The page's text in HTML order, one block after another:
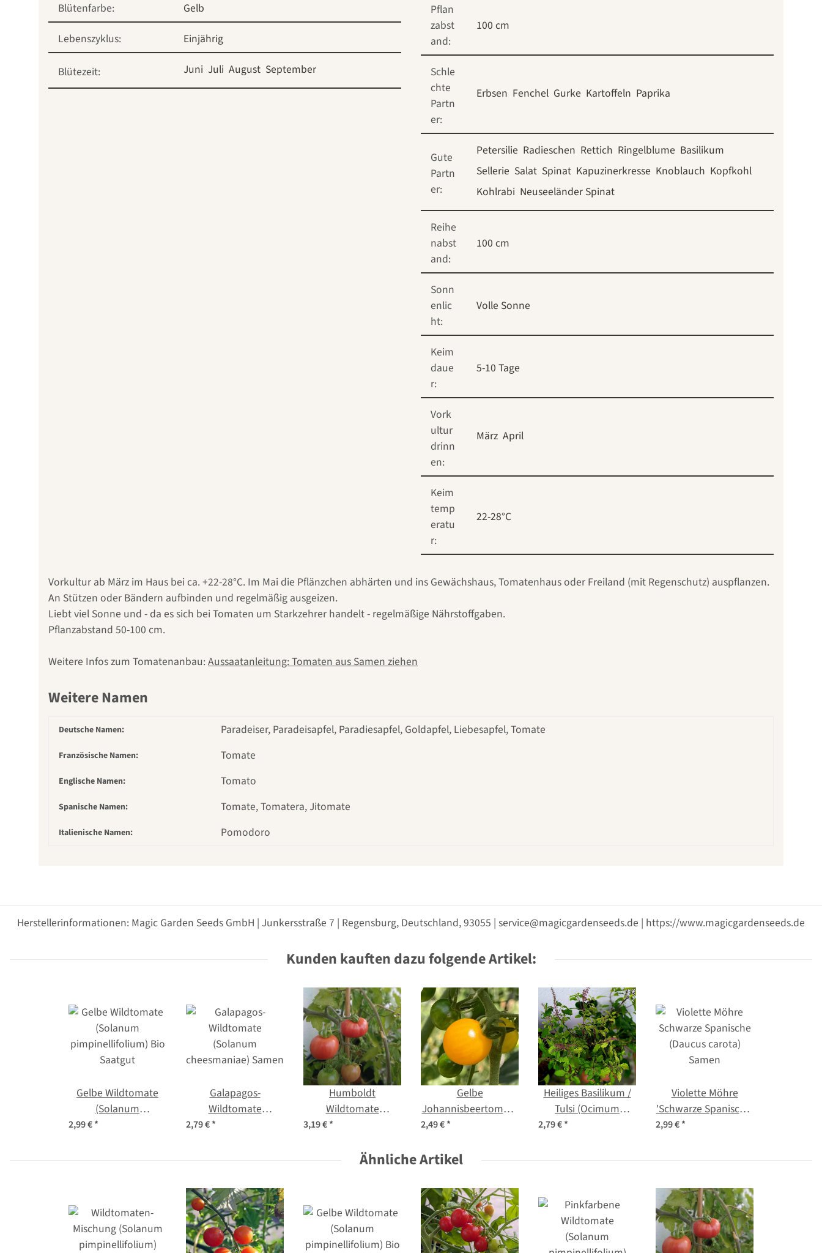
Blütenfarbe:
Gelb
Lebenszyklus:
Einjährig
Blütezeit: Juni Juli August September
Pflan
zabst
and:
100 cm
Schle
chte
Partn
er:
Erbsen Fenchel Gurke Kartoffeln Paprika
Gute
Partn
er:
Petersilie Radieschen Rettich Ringelblume Basilikum
Sellerie Salat Spinat Kapuzinerkresse Knoblauch Kopfkohl
Kohlrabi Neuseeländer Spinat
Reihe
nabst
and:
100 cm
Sonn
enlic
ht:
Volle Sonne
Keim
daue
r:
5-10 Tage
Vork
ultur
drinn
en:
März April
Keim
temp
eratu
r:
22-28°C
Vorkultur ab März im Haus bei ca. +22-28°C. Im Mai die Pflänzchen abhärten und ins Gewächshaus, Tomatenhaus oder Freiland (mit Regenschutz) auspflanzen.
An Stützen oder Bändern aufbinden und regelmäßig ausgeizen.
Liebt viel Sonne und - da es sich bei Tomaten um Starkzehrer handelt - regelmäßige Nährstoffgaben.
Pflanzabstand 50-100 cm.
Weitere Infos zum Tomatenanbau: Aussaatanleitung: Tomaten aus Samen ziehen
Weitere Namen
Deutsche Namen: Paradeiser, Paradeisapfel, Paradiesapfel, Goldapfel, Liebesapfel, Tomate
Französische Namen: Tomate
Englische Namen: Tomato
Spanische Namen: Tomate, Tomatera, Jitomate
Italienische Namen: Pomodoro
Herstellerinformationen: Magic Garden Seeds GmbH | Junkersstraße 7 | Regensburg, Deutschland, 93055 | service@magicgardenseeds.de | https://www.magicgardenseeds.de
Kunden kauften dazu folgende Artikel:
Gelbe Wildtomate
(Solanum
pimpinellifolium) Bio
2,99 €*
Galapagos-
Wildtomate
(Solanum
2,79 €*
Humboldt
Wildtomate
(Solanum
humboldtii) Samen
3,19 €*
Gelbe
Johannisbeertomate
(Solanum
Samen
2,49 €*
Heiliges Basilikum /
Tulsi (Ocimum
tenuiflorum syn.
2,79 €*
Violette Möhre
'Schwarze Spanische'
(Daucus carota)
2,99 €*
Ähnliche Artikel